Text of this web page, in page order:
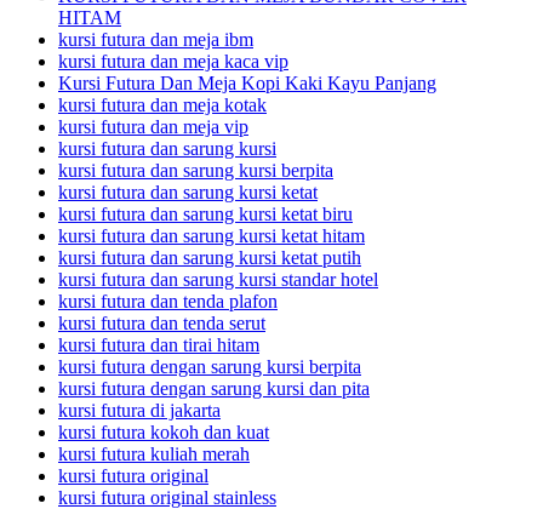
HITAM
kursi futura dan meja ibm
kursi futura dan meja kaca vip
Kursi Futura Dan Meja Kopi Kaki Kayu Panjang
kursi futura dan meja kotak
kursi futura dan meja vip
kursi futura dan sarung kursi
kursi futura dan sarung kursi berpita
kursi futura dan sarung kursi ketat
kursi futura dan sarung kursi ketat biru
kursi futura dan sarung kursi ketat hitam
kursi futura dan sarung kursi ketat putih
kursi futura dan sarung kursi standar hotel
kursi futura dan tenda plafon
kursi futura dan tenda serut
kursi futura dan tirai hitam
kursi futura dengan sarung kursi berpita
kursi futura dengan sarung kursi dan pita
kursi futura di jakarta
kursi futura kokoh dan kuat
kursi futura kuliah merah
kursi futura original
kursi futura original stainless